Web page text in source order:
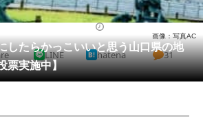
リサーチ
ページ
したらかっこいいと思う山口県の地
票実施中】
画像：写真AC
LINE hatena 31